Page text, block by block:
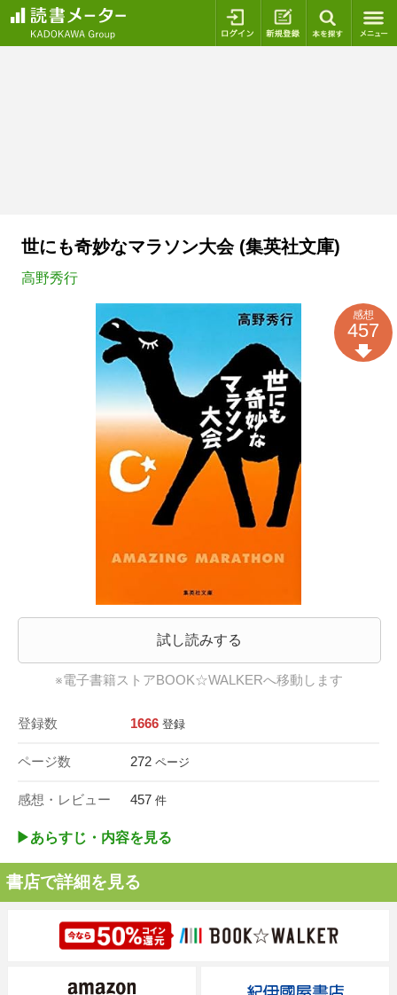
ログイン 新規登録
世にも奇妙なマラソン大会 (集英社文庫)
高野秀行
試し読みする
※電子書籍ストアBOOK☆WALKERへ移動します
登録数 1666 登録
ページ数 272 ページ
感想・レビュー 457 件
感想
457
▶︎あらすじ・内容を見る
書店で詳細を見る